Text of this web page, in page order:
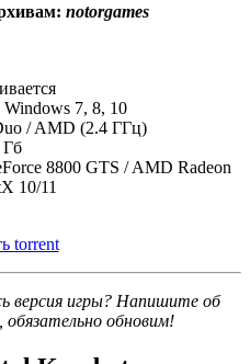
notorgames
Windows 7, 8, 10
/ AMD (2.4 ГГц)
Гб
8800 GTS / AMD Radeon
10/11
torrent
версия игры? Напишите об
обновим!